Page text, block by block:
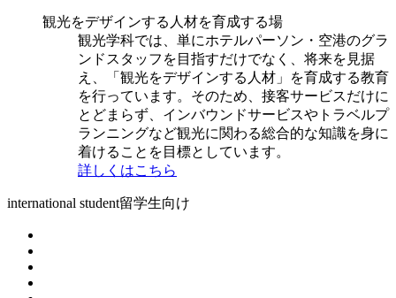
観光をデザインする人材を育成する場
観光学科では、単にホテルパーソン・空港のグラ
ンドスタッフを目指すだけでなく、将来を見据
え、「観光をデザインする人材」を育成する教育
を行っています。そのため、接客サービスだけに
とどまらず、インバウンドサービスやトラベルプ
ランニングなど観光に関わる総合的な知識を身に
着けることを目標としています。
詳しくはこちら
international student留学生向け